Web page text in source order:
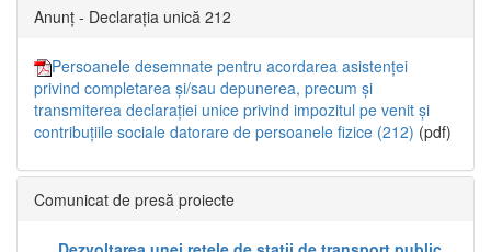
Anunț - Declarația unică 212
Persoanele desemnate pentru acordarea asistenței
privind completarea și/sau depunerea, precum și
transmiterea declarației unice privind impozitul pe venit și
contribuțiile sociale datorare de persoanele fizice (212) (pdf)
Comunicat de presă proiecte